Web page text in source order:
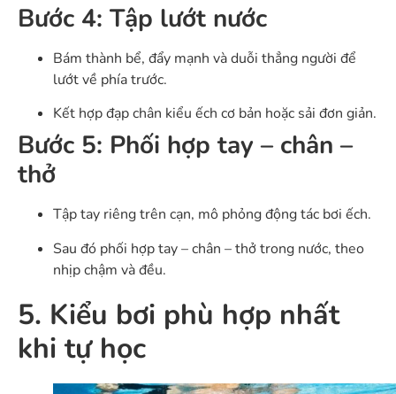
Bước 4: Tập lướt nước
Bám thành bể, đẩy mạnh và duỗi thẳng người để
lướt về phía trước.
Kết hợp đạp chân kiểu ếch cơ bản hoặc sải đơn giản.
Bước 5: Phối hợp tay – chân –
thở
Tập tay riêng trên cạn, mô phỏng động tác bơi ếch.
Sau đó phối hợp tay – chân – thở trong nước, theo
nhịp chậm và đều.
5. Kiểu bơi phù hợp nhất
khi tự học